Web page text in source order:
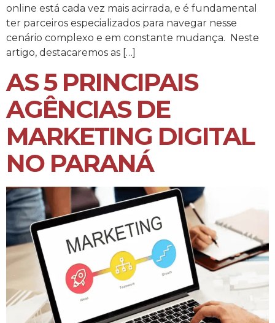
online está cada vez mais acirrada, e é fundamental
ter parceiros especializados para navegar nesse
cenário complexo e em constante mudança. Neste
artigo, destacaremos as […]
AS 5 PRINCIPAIS
AGÊNCIAS DE
MARKETING DIGITAL
NO PARANÁ